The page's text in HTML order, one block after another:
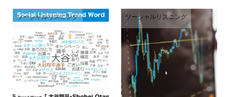
ソーシャルリスニング ソーシャルリスニング